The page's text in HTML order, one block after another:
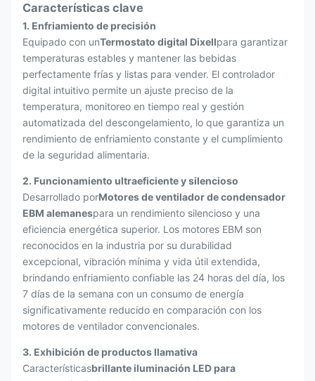
Características clave
1. Enfriamiento de precisión
Equipado con unTermostato digital Dixellpara garantizar
temperaturas estables y mantener las bebidas
perfectamente frías y listas para vender. El controlador
digital intuitivo permite un ajuste preciso de la
temperatura, monitoreo en tiempo real y gestión
automatizada del descongelamiento, lo que garantiza un
rendimiento de enfriamiento constante y el cumplimiento
de la seguridad alimentaria.
2. Funcionamiento ultraeficiente y silencioso
Desarrollado porMotores de ventilador de condensador
EBM alemanespara un rendimiento silencioso y una
eficiencia energética superior. Los motores EBM son
reconocidos en la industria por su durabilidad
excepcional, vibración mínima y vida útil extendida,
brindando enfriamiento confiable las 24 horas del día, los
7 días de la semana con un consumo de energía
significativamente reducido en comparación con los
motores de ventilador convencionales.
3. Exhibición de productos llamativa
Característicasbrillante iluminación LED para